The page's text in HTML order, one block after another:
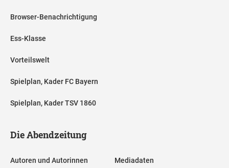
Browser-Benachrichtigung
Ess-Klasse
Vorteilswelt
Spielplan, Kader FC Bayern
Spielplan, Kader TSV 1860
Die Abendzeitung
Autoren und Autorinnen Mediadaten